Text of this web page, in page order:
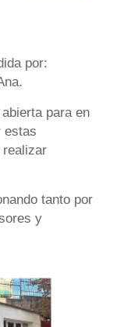
por:
para en
estas
realizar
tanto por
y